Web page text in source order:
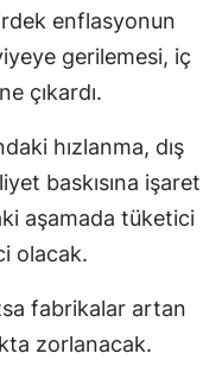
enflasyonun
gerilemesi, iç
çıkardı.
hızlanma, dış
baskısına işaret
aşamada tüketici
olacak.
fabrikalar artan
zorlanacak.